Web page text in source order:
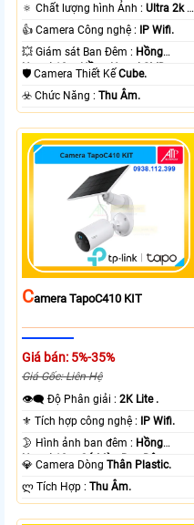
🔅 Chất lượng hình Ảnh :Ultra 2k +
.
👍 Camera Công nghệ : IP Wifi.
💥 Giám sát Ban Đêm : Hồng
Ngoại 10m Hồng Ngoại SMD.
🛡 Camera Thiết KếCube.
️☣️ Chức Năng :Thu Âm.
CAmera TapoC410 KIT
Giá bán: 5%-35%
Giá Gốc: Liên Hệ
👁️‍🗨 Độ Phân giải :2K Lite .
⚜️ Tích hợp công nghệ : IP Wifi.
🌛 Hình ảnh ban đêm : Hồng
Ngoại 10m Có Màu Ban Ðêm.
💎 Camera DòngThân Plastic.
️ლ Tích Hợp :Thu Âm.